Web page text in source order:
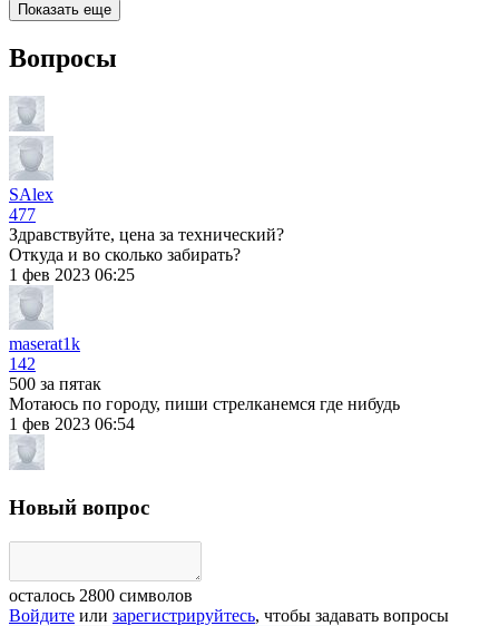
Показать еще
Вопросы
SAlex
477
Здравствуйте, цена за технический?
Откуда и во сколько забирать?
1 фев 2023 06:25
maserat1k
142
500 за пятак
Мотаюсь по городу, пиши стрелканемся где нибудь
1 фев 2023 06:54
Новый вопрос
осталось 2800 символов
Войдите или зарегистрируйтесь, чтобы задавать вопросы